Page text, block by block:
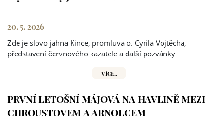
20. 5. 2026
Zde je slovo jáhna Kince, promluva o. Cyrila Vojtěcha,
představení červnového kazatele a další pozvánky
VÍCE..
PRVNÍ LETOŠNÍ MÁJOVÁ NA HAVLINĚ MEZI
CHROUSTOVEM A ARNOLCEM